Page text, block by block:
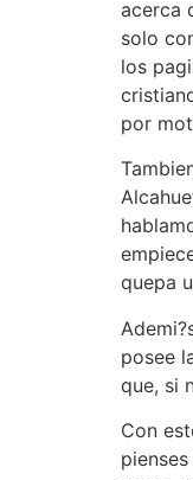
acerca
solo
los
por
quepa
posee
que, si
Con